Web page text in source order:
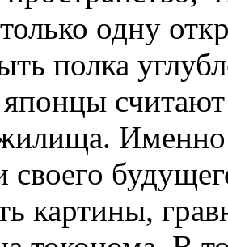
одну
полка
Именно
своего
картины,